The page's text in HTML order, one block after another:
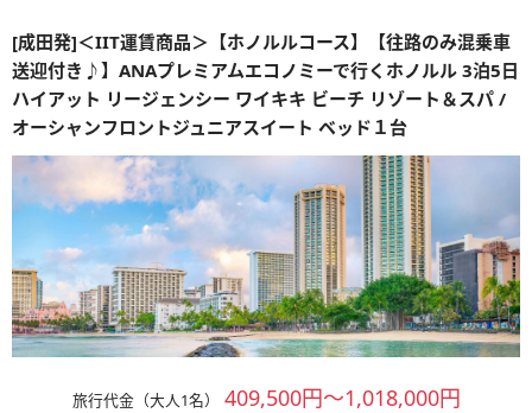
[成田発]＜IIT運賃商品＞【ホノルルコース】【往路のみ混乗車
送迎付き♪】ANAプレミアムエコノミーで行くホノルル 3泊5日
ハイアット リージェンシー ワイキキ ビーチ リゾート＆スパ /
オーシャンフロントジュニアスイート ベッド１台
旅行代金（大人1名） 409,500円～1,018,000円